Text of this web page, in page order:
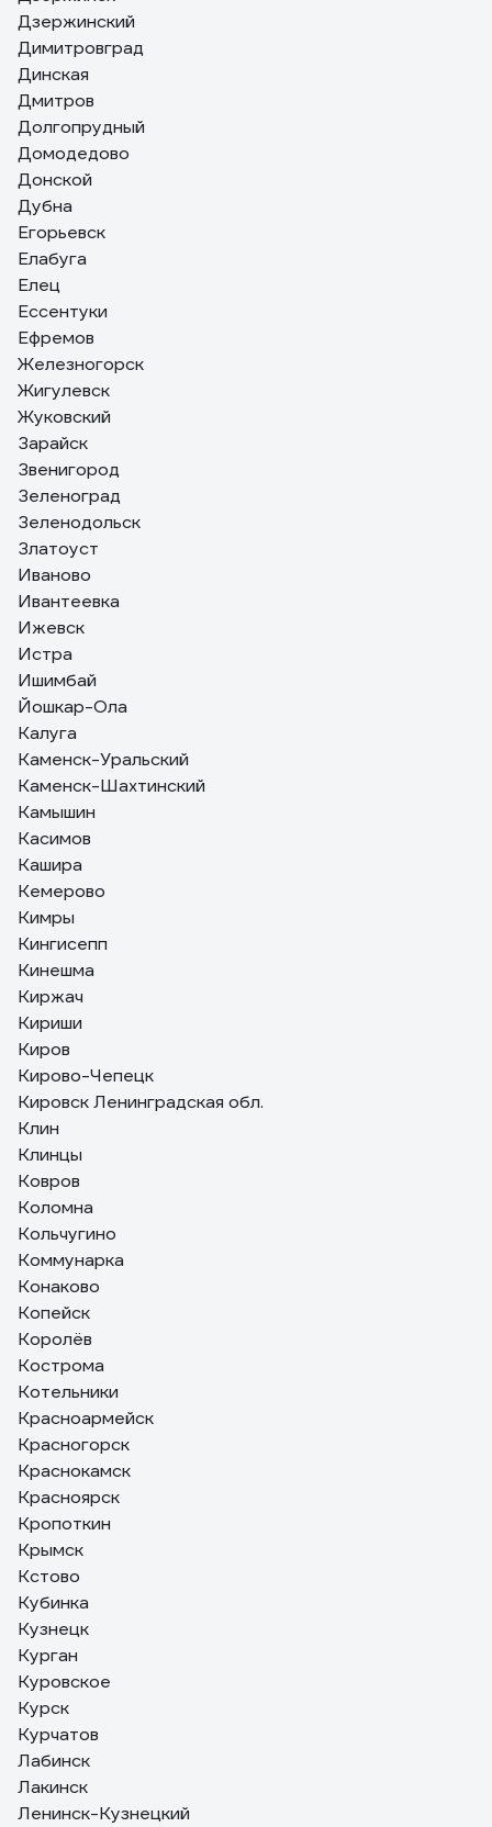
Дзержинский
Димитровград
Динская
Дмитров
Долгопрудный
Домодедово
Донской
Дубна
Егорьевск
Елабуга
Елец
Ессентуки
Ефремов
Железногорск
Жигулевск
Жуковский
Зарайск
Звенигород
Зеленоград
Зеленодольск
Златоуст
Иваново
Ивантеевка
Ижевск
Истра
Ишимбай
Йошкар-Ола
Калуга
Каменск-Уральский
Каменск-Шахтинский
Камышин
Касимов
Кашира
Кемерово
Кимры
Кингисепп
Кинешма
Киржач
Кириши
Киров
Кирово-Чепецк
Кировск Ленинградская обл.
Клин
Клинцы
Ковров
Коломна
Кольчугино
Коммунарка
Конаково
Копейск
Королёв
Кострома
Котельники
Красноармейск
Красногорск
Краснокамск
Красноярск
Кропоткин
Крымск
Кстово
Кубинка
Кузнецк
Курган
Куровское
Курск
Курчатов
Лабинск
Лакинск
Ленинск-Кузнецкий